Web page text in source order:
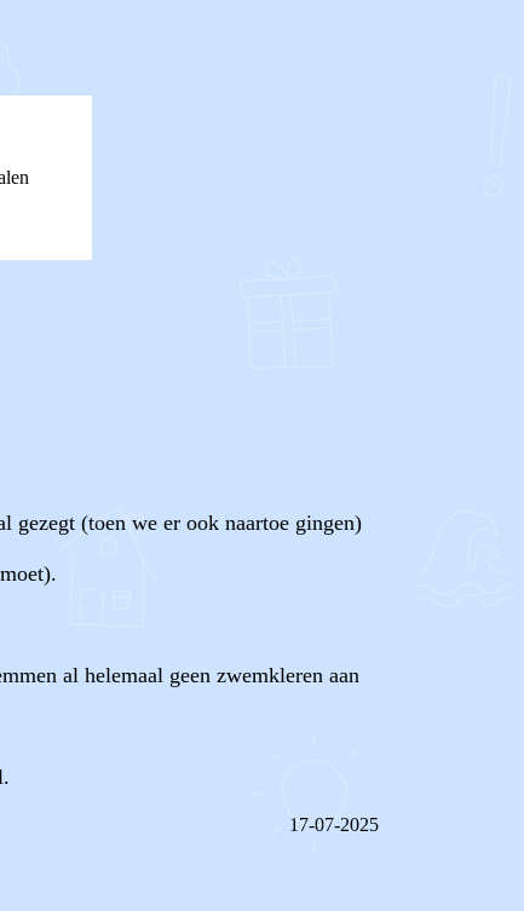
(toen we er ook naartoe gingen)
al helemaal geen zwemkleren aan
17-07-2025